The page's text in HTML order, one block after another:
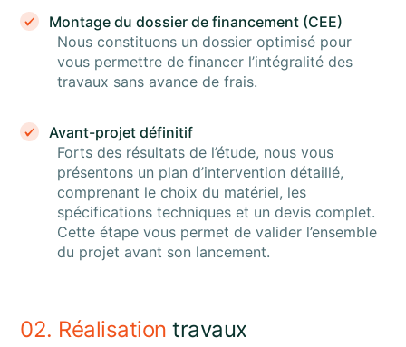
Montage du dossier de financement (CEE)
Nous constituons un dossier optimisé pour
vous permettre de financer l’intégralité des
travaux sans avance de frais.
Avant-projet définitif
Forts des résultats de l’étude, nous vous
présentons un plan d’intervention détaillé,
comprenant le choix du matériel, les
spécifications techniques et un devis complet.
Cette étape vous permet de valider l’ensemble
du projet avant son lancement.
02. Réalisation travaux